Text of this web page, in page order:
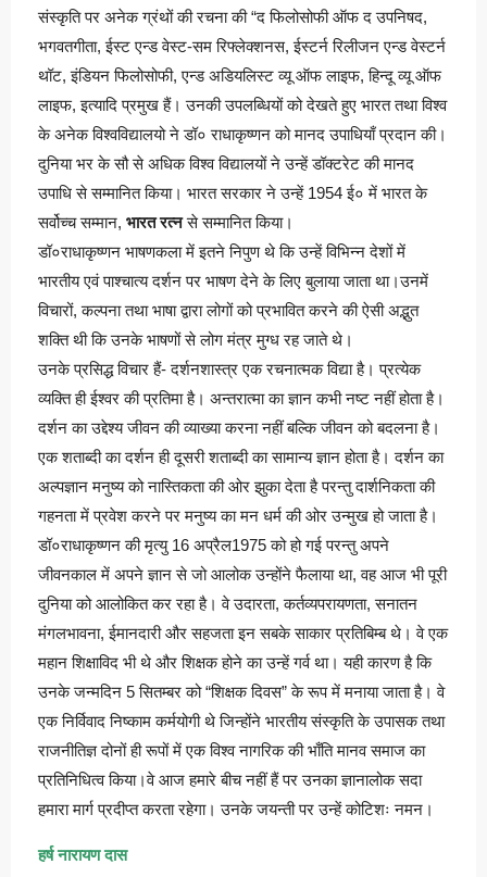
संस्कृति पर अनेक ग्रंथों की रचना की “द फिलोसोफी ऑफ द उपनिषद,
भगवतगीता, ईस्ट एन्ड वेस्ट-सम रिफ्लेक्शनस, ईस्टर्न रिलीजन एन्ड वेस्टर्न
थॉट, इंडियन फिलोसोफी, एन्ड अडियलिस्ट व्यू ऑफ लाइफ, हिन्दू व्यू ऑफ
लाइफ, इत्यादि प्रमुख हैं। उनकी उपलब्धियों को देखते हुए भारत तथा विश्व
के अनेक विश्वविद्यालयो ने डॉ० राधाकृष्णन को मानद उपाधियाँ प्रदान की।
दुनिया भर के सौ से अधिक विश्व विद्यालयों ने उन्हें डॉक्टरेट की मानद
उपाधि से सम्मानित किया। भारत सरकार ने उन्हें 1954 ई० में भारत के
सर्वोच्च सम्मान, भारत रत्नसे सम्मानित किया।
डॉ०राधाकृष्णन भाषणकला में इतने निपुण थे कि उन्हें विभिन्न देशों में
भारतीय एवं पाश्चात्य दर्शन पर भाषण देने के लिए बुलाया जाता था।उनमें
विचारों, कल्पना तथा भाषा द्वारा लोगों को प्रभावित करने की ऐसी अद्भुत
शक्ति थी कि उनके भाषणों से लोग मंत्र मुग्ध रह जाते थे।
उनके प्रसिद्ध विचार हैं- दर्शनशास्त्र एक रचनात्मक विद्या है। प्रत्येक
व्यक्ति ही ईश्वर की प्रतिमा है। अन्तरात्मा का ज्ञान कभी नष्ट नहीं होता है।
दर्शन का उद्देश्य जीवन की व्याख्या करना नहीं बल्कि जीवन को बदलना है।
एक शताब्दी का दर्शन ही दूसरी शताब्दी का सामान्य ज्ञान होता है। दर्शन का
अल्पज्ञान मनुष्य को नास्तिकता की ओर झुका देता है परन्तु दार्शनिकता की
गहनता में प्रवेश करने पर मनुष्य का मन धर्म की ओर उन्मुख हो जाता है।
डॉ०राधाकृष्णन की मृत्यु 16 अप्रैल1975 को हो गई परन्तु अपने
जीवनकाल में अपने ज्ञान से जो आलोक उन्होंने फैलाया था, वह आज भी पूरी
दुनिया को आलोकित कर रहा है। वे उदारता, कर्तव्यपरायणता, सनातन
मंगलभावना, ईमानदारी और सहजता इन सबके साकार प्रतिबिम्ब थे। वे एक
महान शिक्षाविद भी थे और शिक्षक होने का उन्हें गर्व था। यही कारण है कि
उनके जन्मदिन 5 सितम्बर को “शिक्षक दिवस” के रूप में मनाया जाता है। वे
एक निर्विवाद निष्काम कर्मयोगी थे जिन्होंने भारतीय संस्कृति के उपासक तथा
राजनीतिज्ञ दोनों ही रूपों में एक विश्व नागरिक की भाँति मानव समाज का
प्रतिनिधित्व किया।वे आज हमारे बीच नहीं हैं पर उनका ज्ञानालोक सदा
हमारा मार्ग प्रदीप्त करता रहेगा। उनके जयन्ती पर उन्हें कोटिशः नमन।
हर्ष नारायण दास